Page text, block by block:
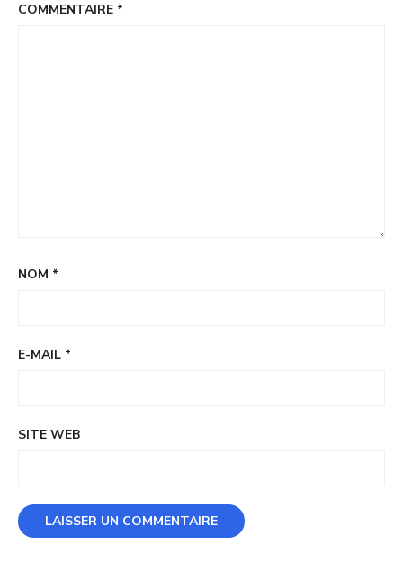
COMMENTAIRE *
NOM *
E-MAIL *
SITE WEB